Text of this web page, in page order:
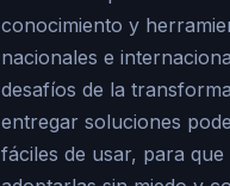
conocimiento y
nacionales e
desafíos de la
entregar soluciones
fáciles de usar, para